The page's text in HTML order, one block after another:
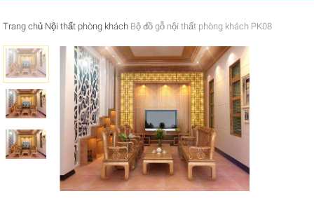
Trang chủ Nội thất phòng khách Bộ đồ gỗ nội thất phòng khách PK08